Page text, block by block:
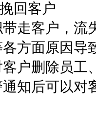
回客户
走客户，流
方面原因导
户删除员工
知后可以